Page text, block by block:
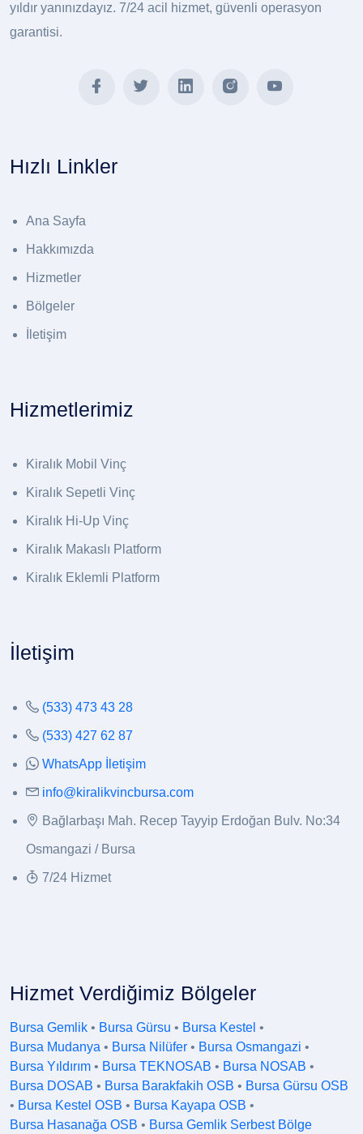
yıldır yanınızdayız. 7/24 acil hizmet, güvenli operasyon
garantisi.
Hızlı Linkler
Ana Sayfa
Hakkımızda
Hizmetler
Bölgeler
İletişim
Hizmetlerimiz
Kiralık Mobil Vinç
Kiralık Sepetli Vinç
Kiralık Hi-Up Vinç
Kiralık Makaslı Platform
Kiralık Eklemli Platform
İletişim
(533) 473 43 28
(533) 427 62 87
WhatsApp İletişim
info@kiralikvincbursa.com
Bağlarbaşı Mah. Recep Tayyip Erdoğan Bulv. No:34
Osmangazi / Bursa
7/24 Hizmet
Hizmet Verdiğimiz Bölgeler
Bursa Gemlik • Bursa Gürsu • Bursa Kestel •
Bursa Mudanya • Bursa Nilüfer • Bursa Osmangazi •
Bursa Yıldırım • Bursa TEKNOSAB • Bursa NOSAB •
Bursa DOSAB • Bursa Barakfakih OSB • Bursa Gürsu OSB
• Bursa Kestel OSB • Bursa Kayapa OSB •
Bursa Hasanağa OSB • Bursa Gemlik Serbest Bölge